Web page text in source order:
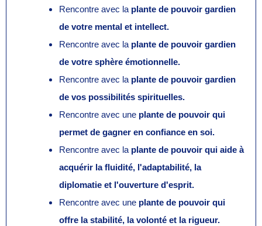
Rencontre avec la plante de pouvoir gardien
de votre mental et intellect.
Rencontre avec la plante de pouvoir gardien
de votre sphère émotionnelle.
Rencontre avec la plante de pouvoir gardien
de vos possibilités spirituelles.
Rencontre avec une plante de pouvoir qui
permet de gagner en confiance en soi.
Rencontre avec la plante de pouvoir qui aide à
acquérir la fluidité, l'adaptabilité, la
diplomatie et l'ouverture d'esprit.
Rencontre avec une plante de pouvoir qui
offre la stabilité, la volonté et la rigueur.